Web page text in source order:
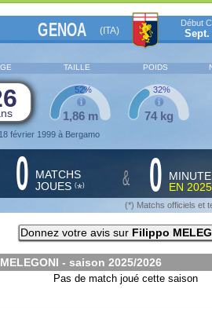
GENOA (ITA)
Début
Sept.
TAILLE POIDS
février 1999 à Bergamo
1,86 m
52%
74 kg
32%
0 MATCHS
JOUES (*) & 0
EN
(*) Matchs officiels et
Donnez votre avis sur Filippo
- saison 2025/2026
Pas de match joué cette saison